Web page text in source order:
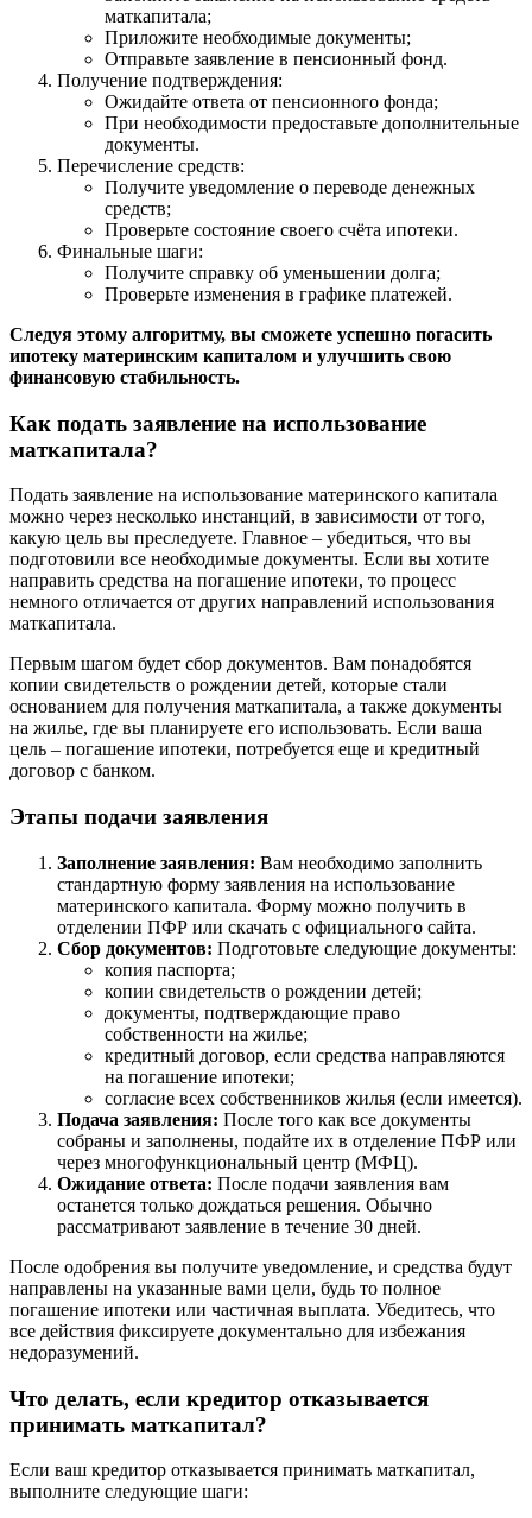
маткапитала;
Приложите необходимые документы;
Отправьте заявление в пенсионный фонд.
Получение подтверждения:
Ожидайте ответа от пенсионного фонда;
При необходимости предоставьте дополнительные
документы.
Перечисление средств:
Получите уведомление о переводе денежных
средств;
Проверьте состояние своего счёта ипотеки.
Финальные шаги:
Получите справку об уменьшении долга;
Проверьте изменения в графике платежей.
Следуя этому алгоритму, вы сможете успешно погасить
ипотеку материнским капиталом и улучшить свою
финансовую стабильность.
Как подать заявление на использование
маткапитала?
Подать заявление на использование материнского капитала
можно через несколько инстанций, в зависимости от того,
какую цель вы преследуете. Главное – убедиться, что вы
подготовили все необходимые документы. Если вы хотите
направить средства на погашение ипотеки, то процесс
немного отличается от других направлений использования
маткапитала.
Первым шагом будет сбор документов. Вам понадобятся
копии свидетельств о рождении детей, которые стали
основанием для получения маткапитала, а также документы
на жилье, где вы планируете его использовать. Если ваша
цель – погашение ипотеки, потребуется еще и кредитный
договор с банком.
Этапы подачи заявления
Заполнение заявления: Вам необходимо заполнить
стандартную форму заявления на использование
материнского капитала. Форму можно получить в
отделении ПФР или скачать с официального сайта.
Сбор документов: Подготовьте следующие документы:
копия паспорта;
копии свидетельств о рождении детей;
документы, подтверждающие право
собственности на жилье;
кредитный договор, если средства направляются
на погашение ипотеки;
согласие всех собственников жилья (если имеется).
Подача заявления: После того как все документы
собраны и заполнены, подайте их в отделение ПФР или
через многофункциональный центр (МФЦ).
Ожидание ответа: После подачи заявления вам
останется только дождаться решения. Обычно
рассматривают заявление в течение 30 дней.
После одобрения вы получите уведомление, и средства будут
направлены на указанные вами цели, будь то полное
погашение ипотеки или частичная выплата. Убедитесь, что
все действия фиксируете документально для избежания
недоразумений.
Что делать, если кредитор отказывается
принимать маткапитал?
Если ваш кредитор отказывается принимать маткапитал,
выполните следующие шаги: